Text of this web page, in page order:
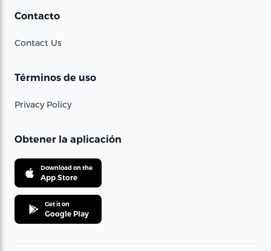
Contacto
Contact Us
Términos de uso
Privacy Policy
Obtener la aplicación
Download on the
App Store
Get it on
Google Play